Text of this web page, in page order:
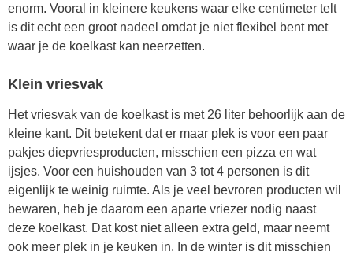
enorm. Vooral in kleinere keukens waar elke centimeter telt
is dit echt een groot nadeel omdat je niet flexibel bent met
waar je de koelkast kan neerzetten.
Klein vriesvak
Het vriesvak van de koelkast is met 26 liter behoorlijk aan de
kleine kant. Dit betekent dat er maar plek is voor een paar
pakjes diepvriesproducten, misschien een pizza en wat
ijsjes. Voor een huishouden van 3 tot 4 personen is dit
eigenlijk te weinig ruimte. Als je veel bevroren producten wil
bewaren, heb je daarom een aparte vriezer nodig naast
deze koelkast. Dat kost niet alleen extra geld, maar neemt
ook meer plek in je keuken in. In de winter is dit misschien